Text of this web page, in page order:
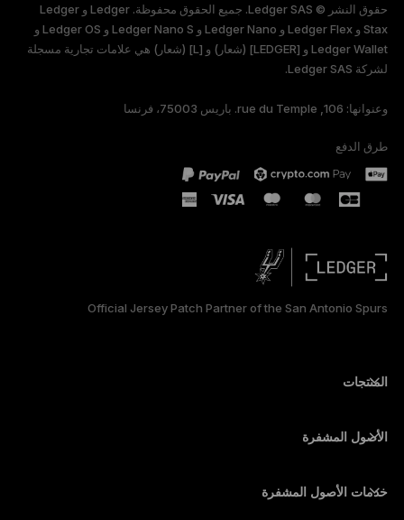
FRANÇAIS
TÜRKÇE
DEUTSCH
PORTUGUÊS
ESPAÑOL
简体中文
日本語
حقوق النشر © Ledger SAS. جميع الحقوق محفوظة. Ledger و Ledger
Stax و Ledger Flex و Ledger Nano و Ledger Nano S و Ledger OS و
Ledger Wallet و [LEDGER] (شعار) و [L] (شعار) هي علامات تجارية مسجلة
لشركة Ledger SAS.
وعنوانها: 106, rue du Temple. باريس 75003، فرنسا
طرق الدفع
Official Jersey Patch Partner of the San Antonio Spurs
المنتجات
محفظة أجهزة
Ledger Stax
الأصول المشفرة
محفظة إيثريوم
خدمات الأصول المشفرة